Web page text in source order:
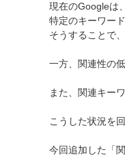
現在のGoogleは
特定のキーワー
そうすることで
一方、関連性の
また、関連キー
こうした状況を
今回追加した「